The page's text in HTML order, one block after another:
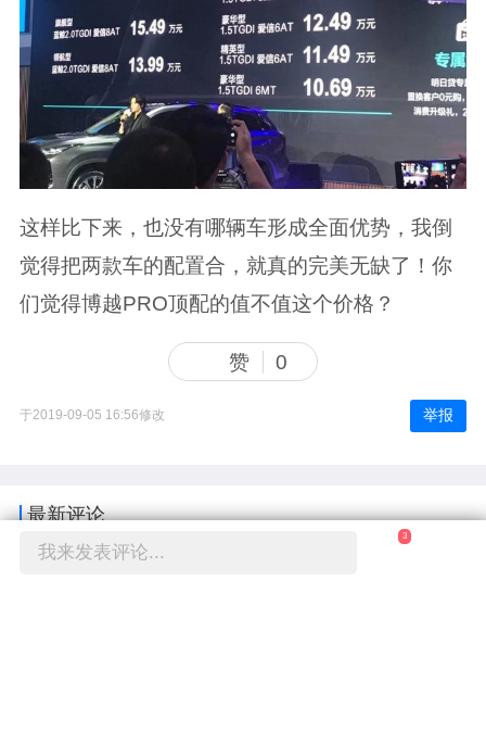
这样比下来，也没有哪辆车形成全面优势，我倒
觉得把两款车的配置合，就真的完美无缺了！你
们觉得博越PRO顶配的值不值这个价格？
赞 0
于2019-09-05 16:56修改 举报
最新评论
我来发表评论...
3